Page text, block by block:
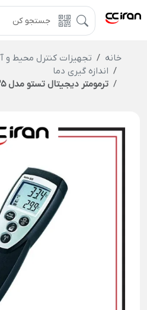
خانه
تجهیزات کنترل محیط و
اندازه گیری دما
ترمومتر دیجیتال تستو مدل Testo 925